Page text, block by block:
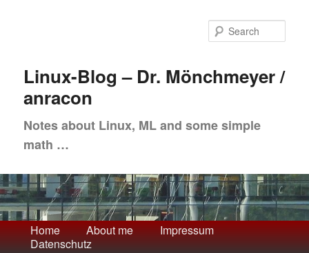
contentLinux-Blog – Dr. Mönchmeyer /
anracon
Notes about Linux, ML and some simple
math …
Main
menu
Home About me
Impressum
Datenschutz